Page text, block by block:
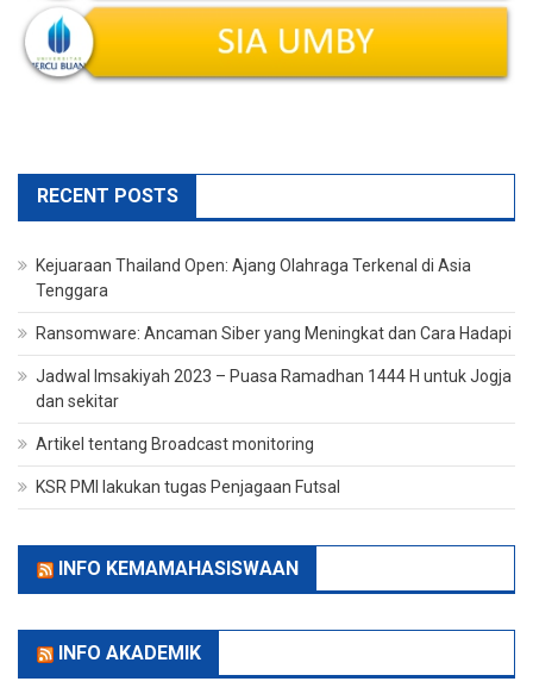
RECENT POSTS
Kejuaraan Thailand Open: Ajang Olahraga Terkenal di Asia
Tenggara
Ransomware: Ancaman Siber yang Meningkat dan Cara Hadapi
Jadwal Imsakiyah 2023 – Puasa Ramadhan 1444 H untuk Jogja
dan sekitar
Artikel tentang Broadcast monitoring
KSR PMI lakukan tugas Penjagaan Futsal
INFO KEMAMAHASISWAAN
INFO AKADEMIK